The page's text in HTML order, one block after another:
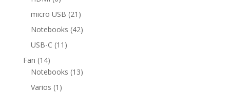
productos
micro USB 21 21
productos
Notebooks 4242
USB-C 11 11
Fan 1414
productos
Notebooks 1313
Varios 1 1